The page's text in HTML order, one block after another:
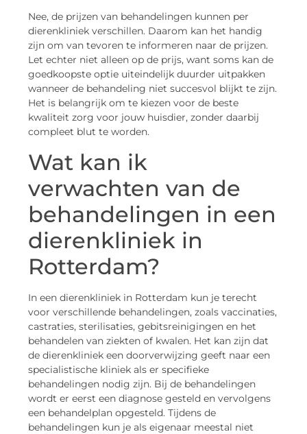
Nee, de prijzen van behandelingen kunnen per
dierenkliniek verschillen. Daarom kan het handig
zijn om van tevoren te informeren naar de prijzen.
Let echter niet alleen op de prijs, want soms kan de
goedkoopste optie uiteindelijk duurder uitpakken
wanneer de behandeling niet succesvol blijkt te zijn.
Het is belangrijk om te kiezen voor de beste
kwaliteit zorg voor jouw huisdier, zonder daarbij
compleet blut te worden.
Wat kan ik
verwachten van de
behandelingen in een
dierenkliniek in
Rotterdam?
In een dierenkliniek in Rotterdam kun je terecht
voor verschillende behandelingen, zoals vaccinaties,
castraties, sterilisaties, gebitsreinigingen en het
behandelen van ziekten of kwalen. Het kan zijn dat
de dierenkliniek een doorverwijzing geeft naar een
specialistische kliniek als er specifieke
behandelingen nodig zijn. Bij de behandelingen
wordt er eerst een diagnose gesteld en vervolgens
een behandelplan opgesteld. Tijdens de
behandelingen kun je als eigenaar meestal niet